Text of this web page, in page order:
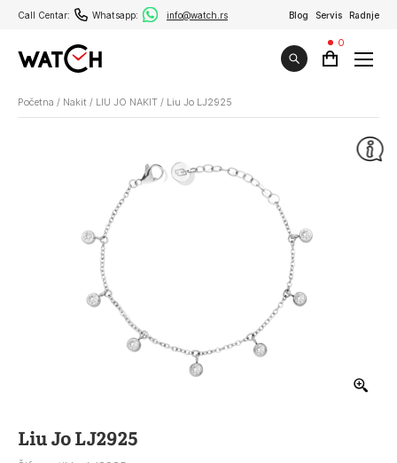
Call Centar: Whatsapp: info@watch.rs Blog Servis Radnje
0
Početna / Nakit / LIU JO NAKIT / Liu Jo LJ2925
Liu Jo LJ2925